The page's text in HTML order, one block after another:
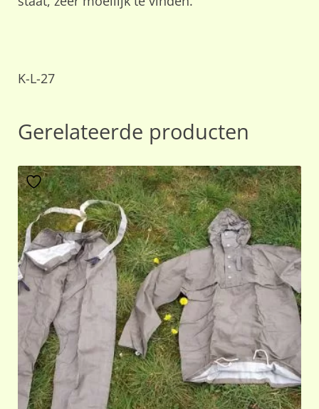
K-L-27
Gerelateerde producten